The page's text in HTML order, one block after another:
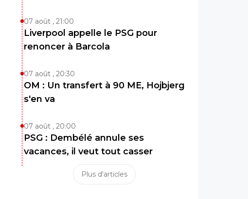
07 août , 21:00
Liverpool appelle le PSG pour
renoncer à Barcola
07 août , 20:30
OM : Un transfert à 90 ME, Hojbjerg
s'en va
07 août , 20:00
PSG : Dembélé annule ses
vacances, il veut tout casser
Plus d'articles